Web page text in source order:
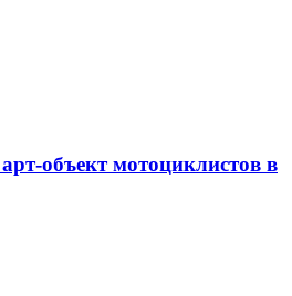
мотоциклистов в